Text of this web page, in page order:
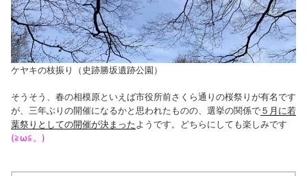
ケヤキの枝振り（史跡勝坂遺跡公園）
そうそう、春の相模原といえば市役所前さくら通りの桜祭りが有名です
が、三年ぶりの開催になるかと思われたものの、選挙の関係で５月に若
葉祭りとしての開催が決まったようです。どちらにしても楽しみです
(≧ω≦。)